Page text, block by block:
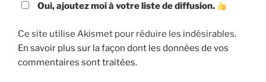
Oui, ajoutez moi à votre liste de diffusion.
Ce site utilise Akismet pour réduire les indésirables.
En savoir plus sur la façon dont les données de vos
commentaires sont traitées.